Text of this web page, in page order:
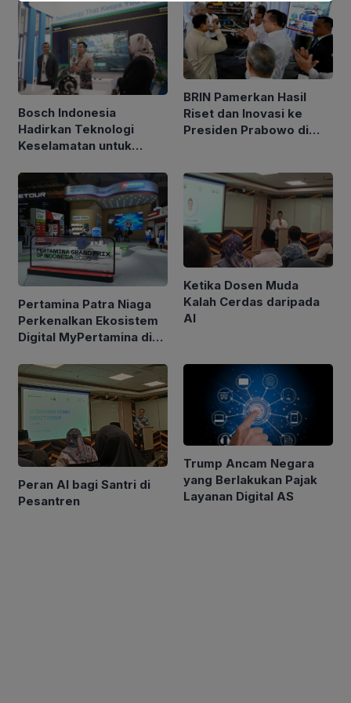
Bosch Indonesia
Hadirkan Teknologi
Keselamatan untuk
BRIN Pamerkan Hasil
Riset dan Inovasi ke
Presiden Prabowo di
Pertamina Patra Niaga
Perkenalkan Ekosistem
Digital MyPertamina di
Ketika Dosen Muda
Kalah Cerdas daripada
AI
Peran AI bagi Santri di
Pesantren
Trump Ancam Negara
yang Berlakukan Pajak
Layanan Digital AS